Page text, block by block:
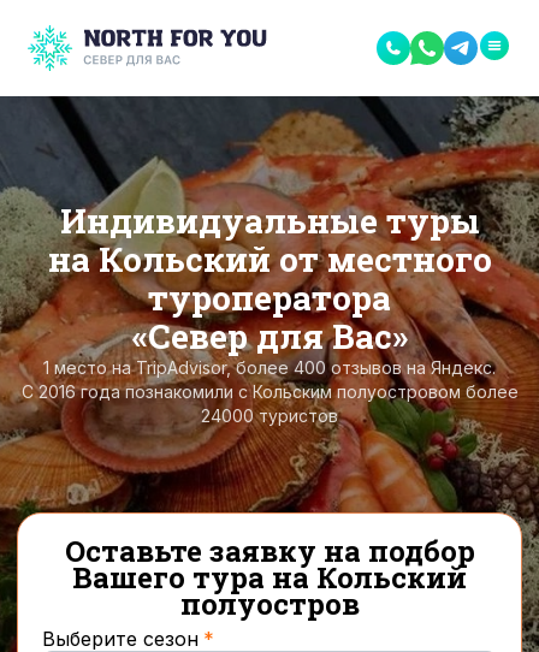
Индивидуальные туры
на Кольский от местного
туроператора
«Север для Вас»
1 место на TripAdvisor, более 400 отзывов на Яндекс.
С 2016 года познакомили с Кольским полуостровом более
24000 туристов
Оставьте заявку на подбор
Вашего тура на Кольский
полуостров
Выберите сезон